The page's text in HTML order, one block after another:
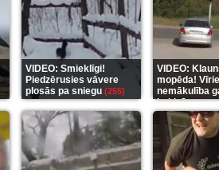
VIDEO: Smieklīgi!
Piedzērusies vāvere
plosās pa sniegu (255)
VIDEO:
mopēda!
nemākulība
beidzās ar
(289)